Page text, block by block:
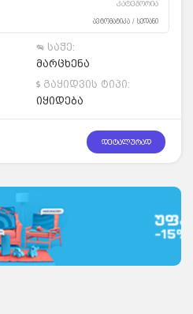
კატეგორია
ავტომატიკა / სედანი
საჭე:
მარცხენა
გაყიდვის ტიპი:
იყიდება
დეტალურად